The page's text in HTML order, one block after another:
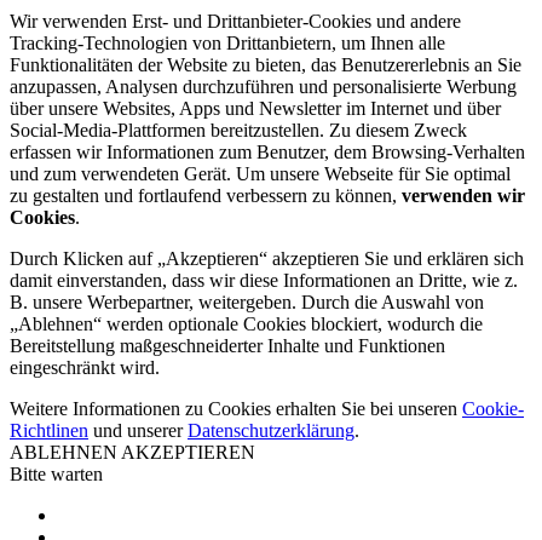
Wir verwenden Erst- und Drittanbieter-Cookies und andere
Tracking-Technologien von Drittanbietern, um Ihnen alle
Funktionalitäten der Website zu bieten, das Benutzererlebnis an Sie
anzupassen, Analysen durchzuführen und personalisierte Werbung
über unsere Websites, Apps und Newsletter im Internet und über
Social-Media-Plattformen bereitzustellen. Zu diesem Zweck
erfassen wir Informationen zum Benutzer, dem Browsing-Verhalten
und zum verwendeten Gerät. Um unsere Webseite für Sie optimal
zu gestalten und fortlaufend verbessern zu können, verwenden wir
Cookies.
Durch Klicken auf „Akzeptieren“ akzeptieren Sie und erklären sich
damit einverstanden, dass wir diese Informationen an Dritte, wie z.
B. unsere Werbepartner, weitergeben. Durch die Auswahl von
„Ablehnen“ werden optionale Cookies blockiert, wodurch die
Bereitstellung maßgeschneiderter Inhalte und Funktionen
eingeschränkt wird.
Weitere Informationen zu Cookies erhalten Sie bei unseren Cookie-
Richtlinen und unsererDatenschutzerklärung.
ABLEHNEN AKZEPTIEREN
Bitte warten